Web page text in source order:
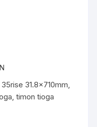
31.8x710mm,
,timon tioga